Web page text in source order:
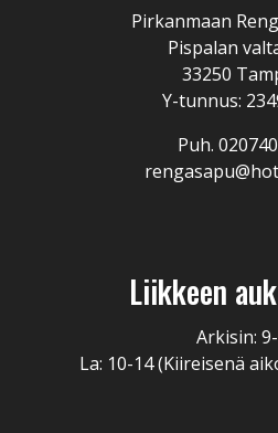
Pirkanmaan
Pispalan
33250
Y-tunnus:
Puh.
Liikkeen
Arkisin:
La: 10-14 (Kiireisenä